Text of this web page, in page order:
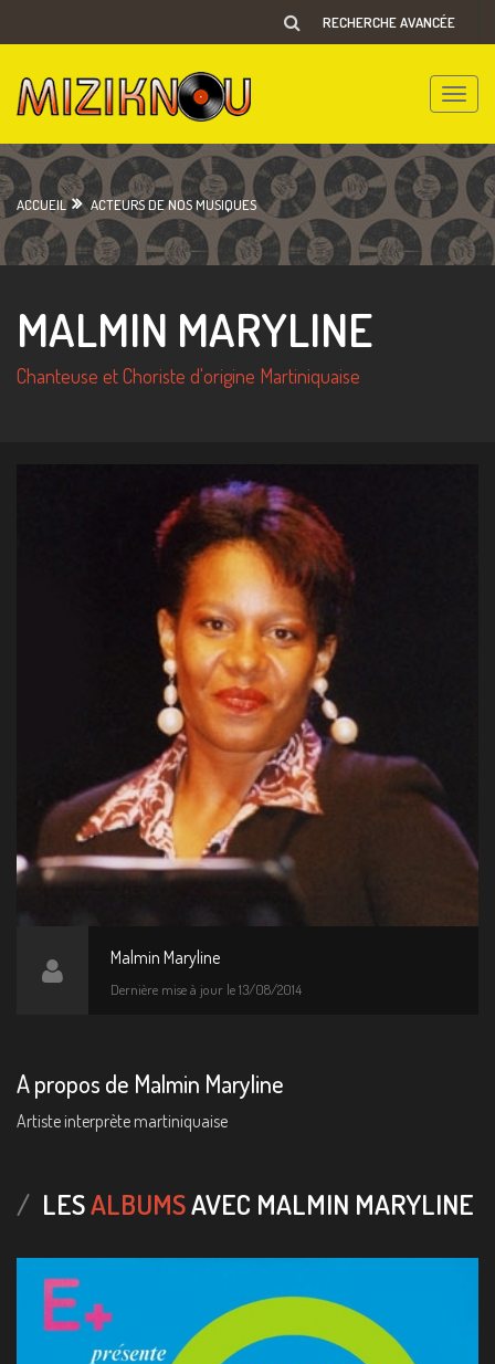
RECHERCHE AVANCÉE
Toggle
ACCUEIL ACTEURS DE NOS MUSIQUES
MALMIN MARYLINE
Chanteuse et Choriste d'origine Martiniquaise
Malmin Maryline
Dernière mise à jour le 13/08/2014
A propos de Malmin Maryline
Artiste interprète martiniquaise
LESALBUMSAVEC MALMIN MARYLINE